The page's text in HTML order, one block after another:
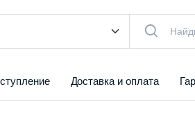
Доставка и оплата